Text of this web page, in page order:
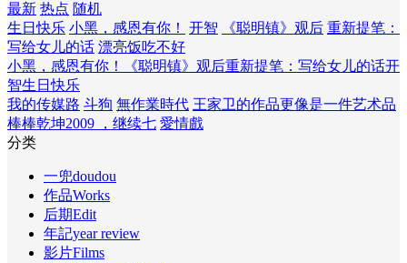
最新 热点 随机
生日快乐 小黑，感恩有你！ 开智 《聪明镇》观后 重新提笔：
写给女儿的话 漂亮饭吃不好
小黑，感恩有你！
《聪明镇》观后重新提笔：写给女儿的话开
智生日快乐
我的传媒路 斗狗 無作業時代 王家卫的作品更像是一件艺术品
棒棒乾坤2009 ，继续七 愛情戲
分类
一兜doudou
作品Works
后期Edit
年記year review
影片Films